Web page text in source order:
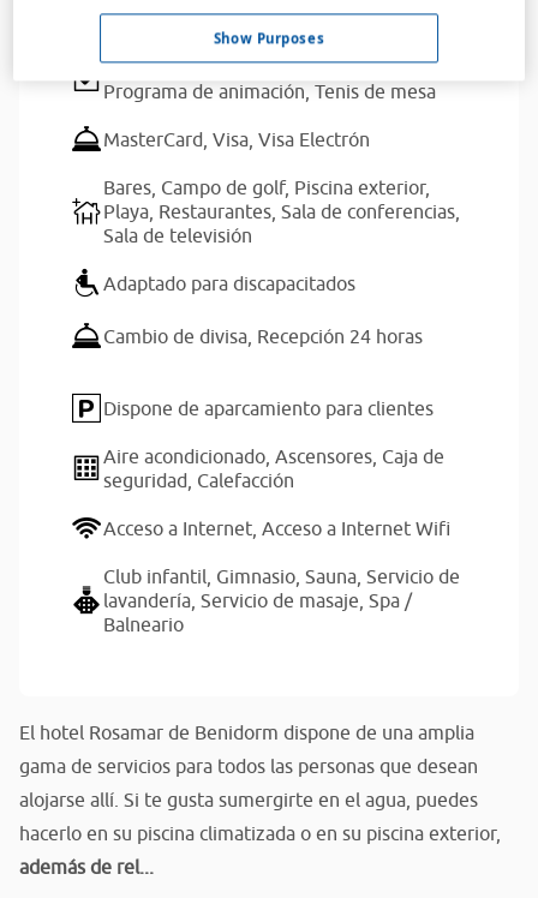
Actividades para niños,Billar,Golf,
Programa de animación, Tenis de mesa
MasterCard, Visa, Visa Electrón
Bares, Campo de golf, Piscina exterior,
Playa, Restaurantes, Sala de conferencias,
Sala de televisión
Adaptado para discapacitados
Cambio de divisa, Recepción 24 horas
Dispone de aparcamiento para clientes
Aire acondicionado, Ascensores, Caja de
seguridad, Calefacción
Acceso a Internet, Acceso a Internet Wifi
Club infantil, Gimnasio, Sauna, Servicio de
lavandería, Servicio de masaje, Spa /
Balneario
El hotel Rosamar de Benidorm dispone de una amplia
gama de servicios para todos las personas que desean
alojarse allí. Si te gusta sumergirte en el agua, puedes
hacerlo en su piscina climatizada o en su piscina exterior,
además de rel...
Show Purposes